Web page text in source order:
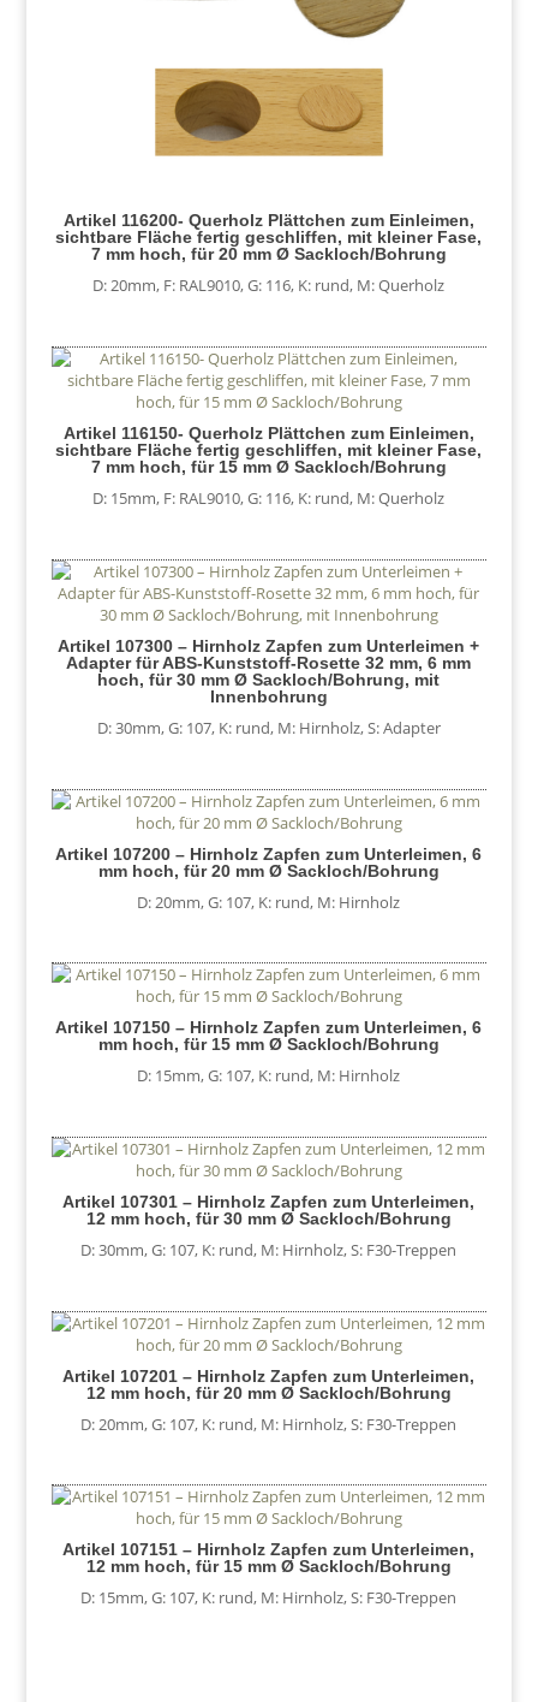
Artikel 116200- Querholz Plättchen zum Einleimen,
sichtbare Fläche fertig geschliffen, mit kleiner Fase,
7 mm hoch, für 20 mm Ø Sackloch/Bohrung
D: 20mm, F: RAL9010,G: 116, K: rund, M: Querholz
Artikel 116150- Querholz Plättchen zum Einleimen,
sichtbare Fläche fertig geschliffen, mit kleiner Fase,
7 mm hoch, für 15 mm Ø Sackloch/Bohrung
D: 15mm, F: RAL9010,G: 116, K: rund, M: Querholz
Artikel 107300 – Hirnholz Zapfen zum Unterleimen +
Adapter für ABS-Kunststoff-Rosette 32 mm, 6 mm
hoch, für 30 mm Ø Sackloch/Bohrung, mit
Innenbohrung
D: 30mm,G: 107, K: rund, M: Hirnholz,S: Adapter
Artikel 107200 – Hirnholz Zapfen zum Unterleimen, 6
mm hoch, für 20 mm Ø Sackloch/Bohrung
D: 20mm,G: 107, K: rund, M: Hirnholz
Artikel 107150 – Hirnholz Zapfen zum Unterleimen, 6
mm hoch, für 15 mm Ø Sackloch/Bohrung
D: 15mm,G: 107, K: rund, M: Hirnholz
Artikel 107301 – Hirnholz Zapfen zum Unterleimen,
12 mm hoch, für 30 mm Ø Sackloch/Bohrung
D: 30mm,G: 107, K: rund, M: Hirnholz,S: F30-Treppen
Artikel 107201 – Hirnholz Zapfen zum Unterleimen,
12 mm hoch, für 20 mm Ø Sackloch/Bohrung
D: 20mm,G: 107, K: rund, M: Hirnholz,S: F30-Treppen
Artikel 107151 – Hirnholz Zapfen zum Unterleimen,
12 mm hoch, für 15 mm Ø Sackloch/Bohrung
D: 15mm,G: 107, K: rund, M: Hirnholz,S: F30-Treppen